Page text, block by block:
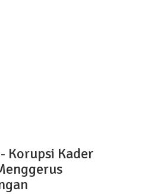
Korupsi Kader